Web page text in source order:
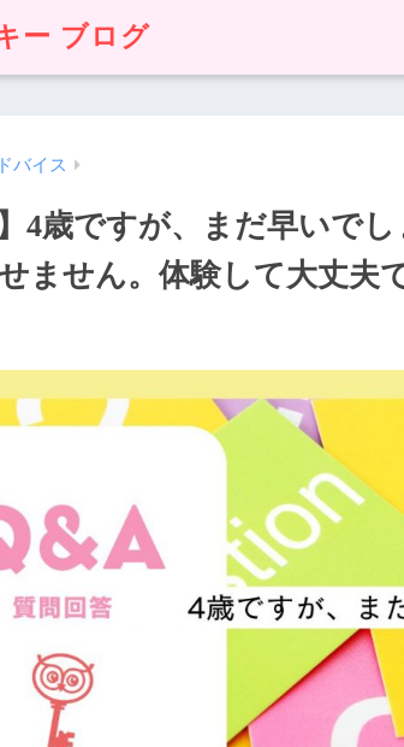
ー ブログ
バイス
】4歳ですが、まだ早いで
ません。体験して大丈夫